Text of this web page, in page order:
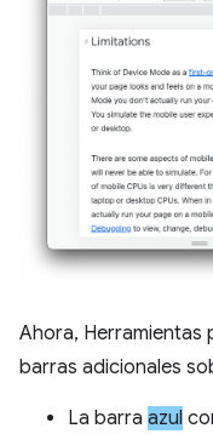
Ahora, Herramientas
barras adicionales
La barra azul